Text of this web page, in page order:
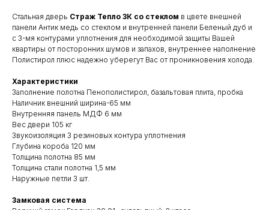
Стальная дверь Страж Тепло 3К со стеклом в цвете внешней
панели Антик медь со стеклом и внутренней панели Беленый дуб и
с 3-мя контурами уплотнения для необходимой защиты Вашей
квартиры от посторонних шумов и запахов, внутреннее наполнение
Полистирол плюс надежно уберегут Вас от проникновения холода.
Характеристики
Заполнение полотна Пенополистирол, базальтовая плита, пробка
Наличник внешний ширина-65 мм
Внутренняя панель МДФ 6 мм
Вес двери 105 кг
Звукоизоляция 3 резиновых контура уплотнения
Глубина короба 120 мм
Толщина полотна 85 мм
Толщина стали полотна 1,5 мм
Наружные петли 3 шт.
Замковая система